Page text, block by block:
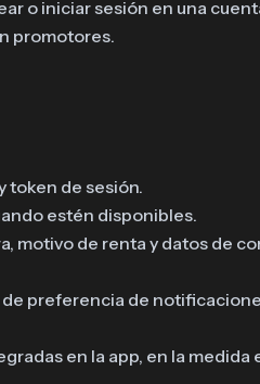
o iniciar sesión en una
promotores.
token de sesión.
estén disponibles.
de renta y datos de
preferencia de
en la app, en la medida